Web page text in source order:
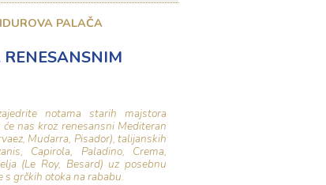
PALAČA
notama starih majstora
nas kroz renesansni Mediteran
Mudarra, Pisador), talijanskih
Capirola, Paladino, Crema,
(Le Roy, Besard) uz posebnu
grčkih otoka na rababu.